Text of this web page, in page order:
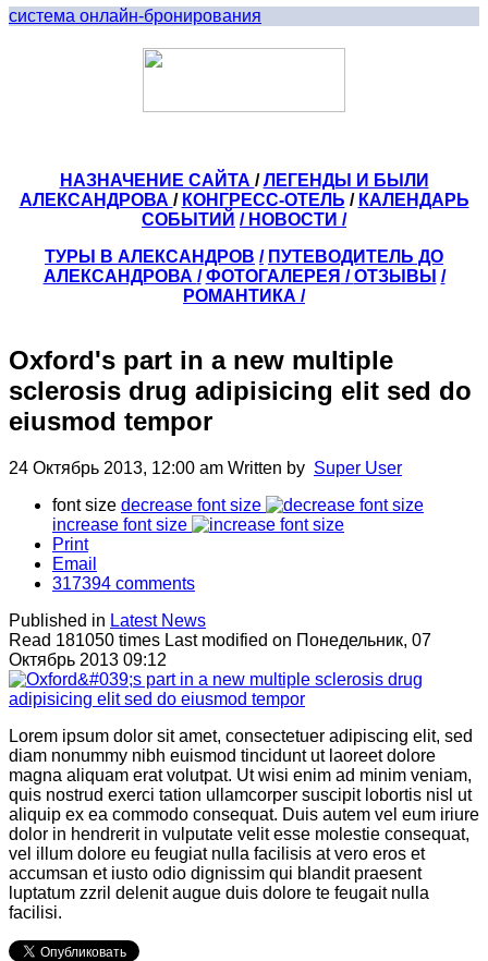
система онлайн-бронирования
НАЗНАЧЕНИЕ САЙТА /ЛЕГЕНДЫ И БЫЛИ
АЛЕКСАНДРОВА / КОНГРЕСС-ОТЕЛЬ / КАЛЕНДАРЬ
СОБЫТИЙ / НОВОСТИ /
ТУРЫ В АЛЕКСАНДРОВ / ПУТЕВОДИТЕЛЬ ДО
АЛЕКСАНДРОВА / ФОТОГАЛЕРЕЯ /ОТЗЫВЫ /
РОМАНТИКА /
Oxford's part in a new multiple
sclerosis drug adipisicing elit sed do
eiusmod tempor
24 Октябрь 2013, 12:00 am Written by Super User
font size decrease font size
increase font size
Print
Email
317394 comments
Published in Latest News
Read 181050 times Last modified on Понедельник, 07
Октябрь 2013 09:12
Lorem ipsum dolor sit amet, consectetuer adipiscing elit, sed
diam nonummy nibh euismod tincidunt ut laoreet dolore
magna aliquam erat volutpat. Ut wisi enim ad minim veniam,
quis nostrud exerci tation ullamcorper suscipit lobortis nisl ut
aliquip ex ea commodo consequat. Duis autem vel eum iriure
dolor in hendrerit in vulputate velit esse molestie consequat,
vel illum dolore eu feugiat nulla facilisis at vero eros et
accumsan et iusto odio dignissim qui blandit praesent
luptatum zzril delenit augue duis dolore te feugait nulla
facilisi.